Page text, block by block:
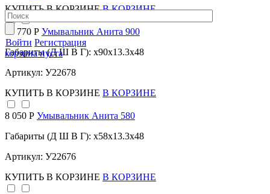
Войти Регистрация
корзина пуста
КУПИТЬ В КОРЗИНЕ В КОРЗИНЕ
10 770 Р Умывальник Анита 900
Габариты (Д Ш В Г): x90x13.3x48
Артикул: У22678
КУПИТЬ В КОРЗИНЕ В КОРЗИНЕ
8 050 Р Умывальник Анита 580
Габариты (Д Ш В Г): x58x13.3x48
Артикул: У22676
КУПИТЬ В КОРЗИНЕ В КОРЗИНЕ